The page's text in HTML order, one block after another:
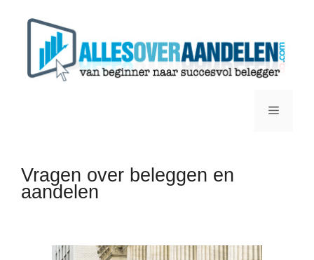
Menu
Vragen over beleggen en
aandelen